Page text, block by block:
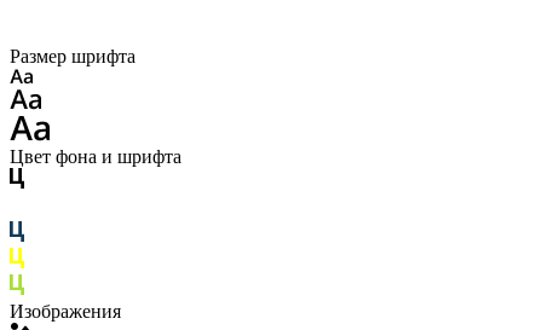
Размер шрифта
Цвет фона и шрифта
Изображения